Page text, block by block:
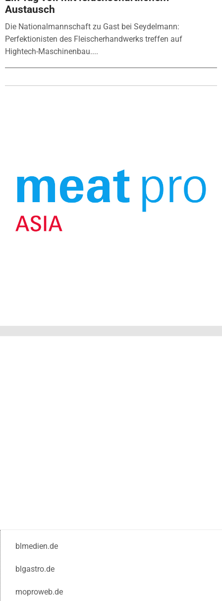
Austausch
Die Nationalmannschaft zu Gast bei Seydelmann:
Perfektionisten des Fleischerhandwerks treffen auf
Hightech-Maschinenbau....
blmedien.de
blgastro.de
moproweb.de